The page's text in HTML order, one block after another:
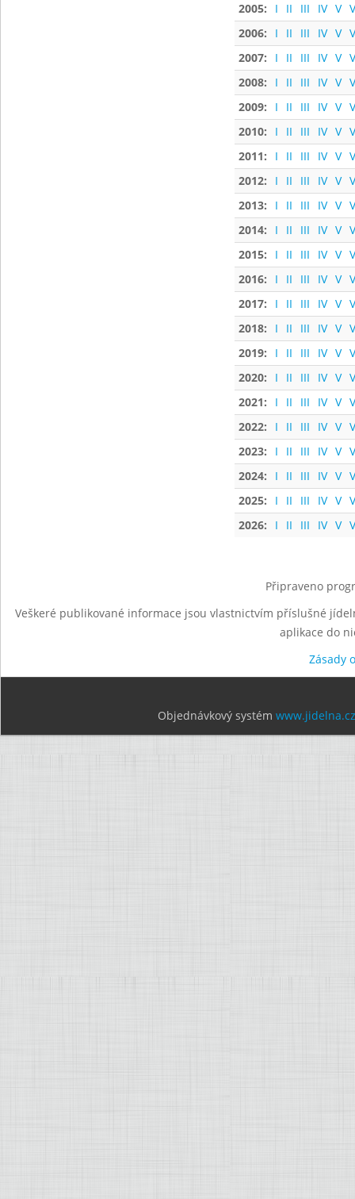
2005:
I II III IV V
2006:
I II III IV V
2007:
I II III IV V
2008:
I II III IV V
2009:
I II III IV V
2010:
I II III IV V
2011:
I II III IV V
2012:
I II III IV V
2013:
I II III IV V
2014:
I II III IV V
2015:
I II III IV V
2016:
I II III IV V
2017:
I II III IV V
2018:
I II III IV V
2019:
I II III IV V
2020:
I II III IV V
2021:
I II III IV V
2022:
I II III IV V
2023:
I II III IV V
2024:
I II III IV V
2025:
I II III IV V
2026:
I II III IV V
Připraveno
Veškeré publikované informace jsou vlastnictvím příslušné
aplikace do
Zásady
Objednávkový systém www.jidelna.cz